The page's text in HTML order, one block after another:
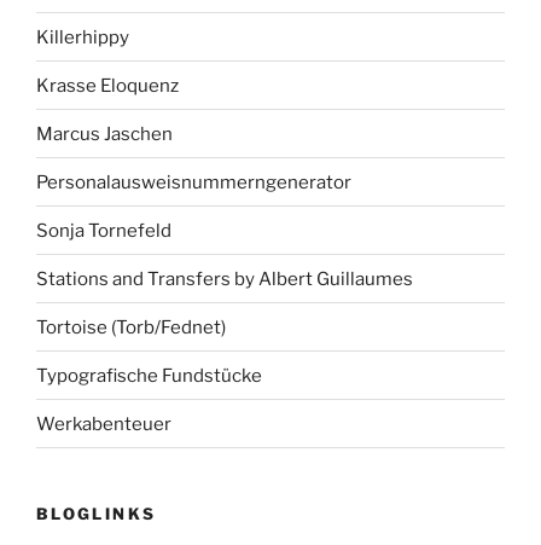
Killerhippy
Krasse Eloquenz
Marcus Jaschen
Personalausweisnummerngenerator
Sonja Tornefeld
Stations and Transfers by Albert Guillaumes
Tortoise (Torb/Fednet)
Typografische Fundstücke
Werkabenteuer
BLOGLINKS